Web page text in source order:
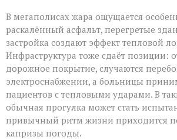
В мегаполисах жара ощущается
раскалённый асфальт, перегретые
застройка создают эффект тепловой
Инфраструктура тоже сдаёт позиции:
дорожное покрытие, случаются
электроснабжении, а больницы
пациентов с тепловыми ударами. В
обычная прогулка может стать
привычный ритм жизни приходится
капризы погоды.